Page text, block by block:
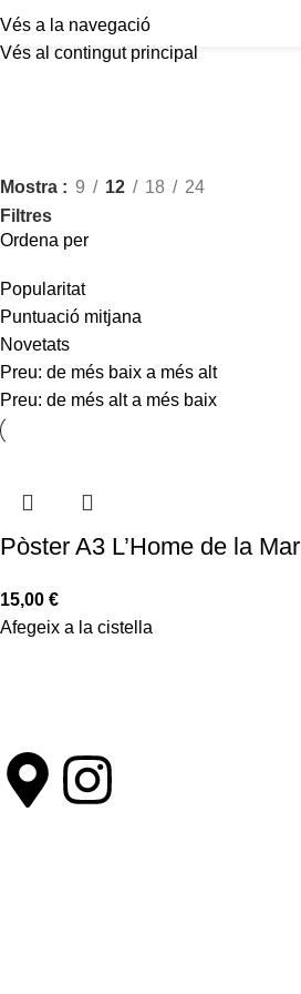
Vés a la navegació
Vés al contingut principal
Mostra 9 12 18
24
Filtres
Ordena per
Popularitat
Puntuació mitjana
Novetats
Preu: de més baix a més alt
Preu: de més alt a més baix
Pòster A3 L’Home de la Mar
15,00 €
Afegeix a la cistella